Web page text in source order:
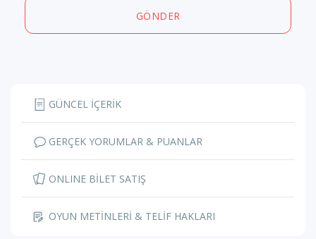
GÖNDER
GÜNCEL İÇERİK
GERÇEK YORUMLAR & PUANLAR
ONLINE BİLET SATIŞ
OYUN METİNLERİ & TELİF HAKLARI